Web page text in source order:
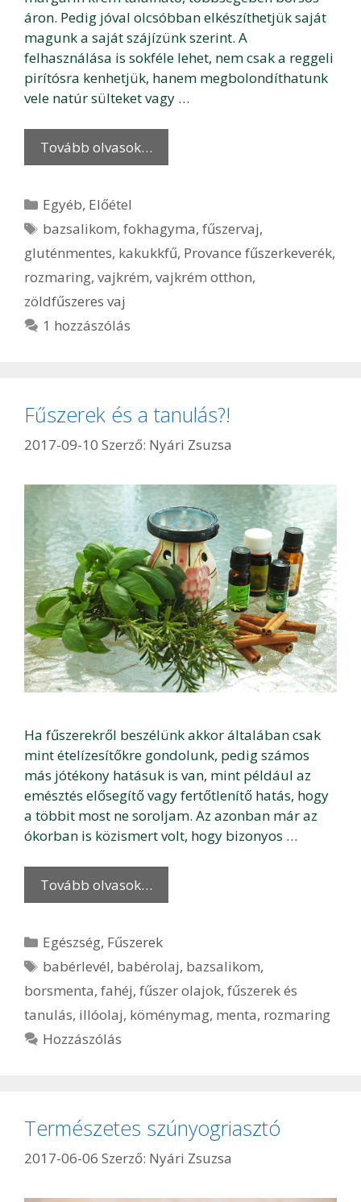
áron. Pedig jóval olcsóbban elkészíthetjük saját
magunk a saját szájízünk szerint. A
felhasználása is sokféle lehet, nem csak a reggeli
pirítósra kenhetjük, hanem megbolondíthatunk
vele natúr sülteket vagy …
Tovább olvasok…
Kategória
Egyéb, Előétel
Címkék
bazsalikom,fokhagyma,fűszervaj,
gluténmentes, kakukkfű, Provance fűszerkeverék,
rozmaring, vajkrém, vajkrém otthon,
zöldfűszeres vaj
1 hozzászólás
Fűszerek és a tanulás?!
2017-09-10 Szerző: Nyári Zsuzsa
Ha fűszerekről beszélünk akkor általában csak
mint ételízesítőkre gondolunk, pedig számos
más jótékony hatásuk is van, mint például az
emésztés elősegítő vagy fertőtlenítő hatás, hogy
a többit most ne soroljam. Az azonban már az
ókorban is közismert volt, hogy bizonyos …
Tovább olvasok…
Kategória
Egészség, Fűszerek
Címkék
babérlevél, babérolaj, bazsalikom,
borsmenta, fahéj, fűszer olajok, fűszerek és
tanulás, illóolaj, köménymag, menta, rozmaring
Hozzászólás
Természetes szúnyogriasztó
2017-06-06 Szerző: Nyári Zsuzsa